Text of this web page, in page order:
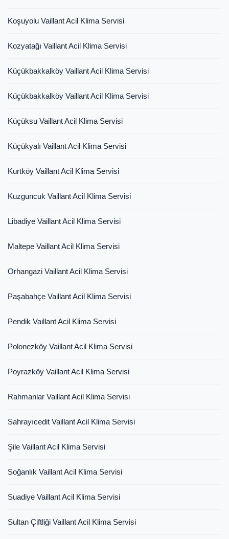
Koşuyolu Vaillant Acil Klima Servisi
Kozyatağı Vaillant Acil Klima Servisi
Küçükbakkalköy Vaillant Acil Klima Servisi
Küçükbakkalköy Vaillant Acil Klima Servisi
Küçüksu Vaillant Acil Klima Servisi
Küçükyalı Vaillant Acil Klima Servisi
Kurtköy Vaillant Acil Klima Servisi
Kuzguncuk Vaillant Acil Klima Servisi
Libadiye Vaillant Acil Klima Servisi
Maltepe Vaillant Acil Klima Servisi
Orhangazi Vaillant Acil Klima Servisi
Paşabahçe Vaillant Acil Klima Servisi
Pendik Vaillant Acil Klima Servisi
Polonezköy Vaillant Acil Klima Servisi
Poyrazköy Vaillant Acil Klima Servisi
Rahmanlar Vaillant Acil Klima Servisi
Sahrayıcedit Vaillant Acil Klima Servisi
Şile Vaillant Acil Klima Servisi
Soğanlık Vaillant Acil Klima Servisi
Suadiye Vaillant Acil Klima Servisi
Sultan Çiftliği Vaillant Acil Klima Servisi